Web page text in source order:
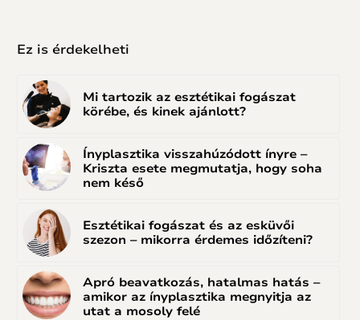
Ez is érdekelheti
Mi tartozik az esztétikai fogászat
körébe, és kinek ajánlott?
Ínyplasztika visszahúzódott ínyre –
Kriszta esete megmutatja, hogy soha
nem késő
Esztétikai fogászat és az esküvői
szezon – mikorra érdemes időzíteni?
Apró beavatkozás, hatalmas hatás –
amikor az ínyplasztika megnyitja az
utat a mosoly felé